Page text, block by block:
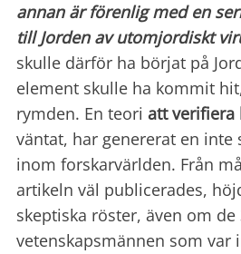
annan är förenlig med en
till Jorden av utomjordiskt
skulle därför ha börjat på
element skulle ha kommit
rymden. En teori att verifiera
väntat, har genererat en inte
inom forskarvärlden. Från
artikeln väl publicerades,
skeptiska röster, även om de
vetenskapsmännen som var